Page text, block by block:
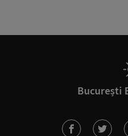
București